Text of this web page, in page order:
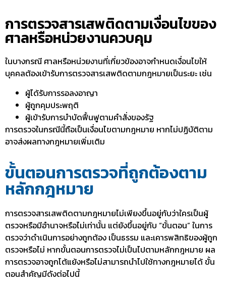
การตรวจสารเสพติดตามเงื่อนไขของ
ศาลหรือหน่วยงานควบคุม
ในบางกรณี ศาลหรือหน่วยงานที่เกี่ยวข้องอาจกำหนดเงื่อนไขให้
บุคคลต้องเข้ารับการตรวจสารเสพติดตามกฎหมายเป็นระยะ เช่น
ผู้ได้รับการรอลงอาญา
ผู้ถูกคุมประพฤติ
ผู้เข้ารับการบำบัดฟื้นฟูตามคำสั่งของรัฐ
การตรวจในกรณีนี้ถือเป็นเงื่อนไขตามกฎหมาย หากไม่ปฏิบัติตาม
อาจส่งผลทางกฎหมายเพิ่มเติม
ขั้นตอนการตรวจที่ถูกต้องตาม
หลักกฎหมาย
การตรวจสารเสพติดตามกฎหมายไม่เพียงขึ้นอยู่กับว่าใครเป็นผู้
ตรวจหรือมีอำนาจหรือไม่เท่านั้น แต่ยังขึ้นอยู่กับ “ขั้นตอน” ในการ
ตรวจว่าดำเนินการอย่างถูกต้อง เป็นธรรม และเคารพสิทธิของผู้ถูก
ตรวจหรือไม่ หากขั้นตอนการตรวจไม่เป็นไปตามหลักกฎหมาย ผล
การตรวจอาจถูกโต้แย้งหรือไม่สามารถนำไปใช้ทางกฎหมายได้ ขั้น
ตอนสำคัญมีดังต่อไปนี้